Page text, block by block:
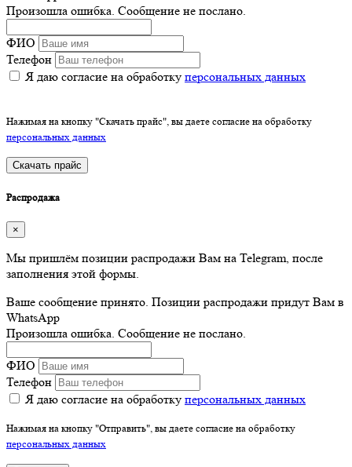
Произошла ошибка. Сообщение не послано.
ФИО
Телефон
Я даю согласие на обработку персональных данных
Нажимая на кнопку "Скачать прайс", вы даете согласие на обработку
персональных данных
Скачать прайс
Распродажа
×
Мы пришлём позиции распродажи Вам на Telegram, после
заполнения этой формы.
Ваше сообщение принято. Позиции распродажи придут Вам в
WhatsApp
Произошла ошибка. Сообщение не послано.
ФИО
Телефон
Я даю согласие на обработку персональных данных
Нажимая на кнопку "Отправить", вы даете согласие на обработку
персональных данных